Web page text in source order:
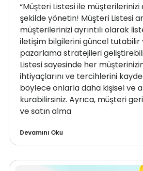
“Müşteri Listesi ile müşterilerinizi
şekilde yönetin! Müşteri Listesi
müşterilerinizi ayrıntılı olarak
iletişim bilgilerini güncel tutabilir
pazarlama stratejileri
Listesi sayesinde her
ihtiyaçlarını ve tercihlerini
böylece onlarla daha kişisel ve
kurabilirsiniz. Ayrıca, müşteri
ve satın alma
Devamını Oku